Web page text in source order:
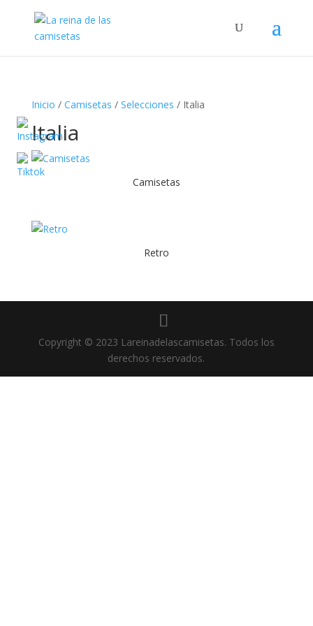
Búsqueda
Inicio / Camisetas / Selecciones / Italia
Italia
Camisetas
Retro
Copyright © 2023 Lareinadelascamisetas. Todos los
derechos reservados.